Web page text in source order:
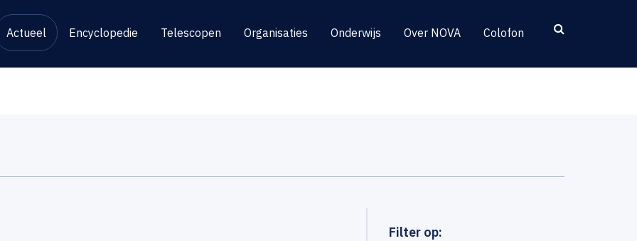
Actueel Encyclopedie Telescopen Organisaties Onderwijs Over NOVA Colofon
Filter op: